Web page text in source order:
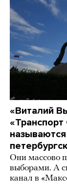
«Виталий
Они массово
выборами. А
канал в